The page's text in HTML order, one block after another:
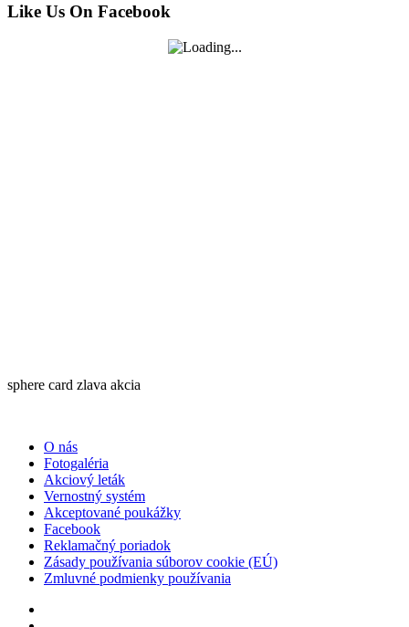
Like Us On Facebook
sphere card zlava akcia
O nás
Fotogaléria
Akciový leták
Vernostný systém
Akceptované poukážky
Facebook
Reklamačný poriadok
Zásady používania súborov cookie (EÚ)
Zmluvné podmienky používania